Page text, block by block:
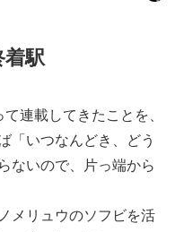
駅
連載してきたことを、
「いつなんどき、どう
ないので、片っ端から
メリュウのソフビを活